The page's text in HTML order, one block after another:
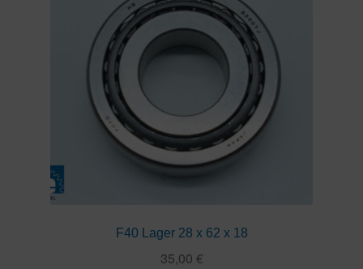
F40 Lager 28 x 62 x 18
35,00 €